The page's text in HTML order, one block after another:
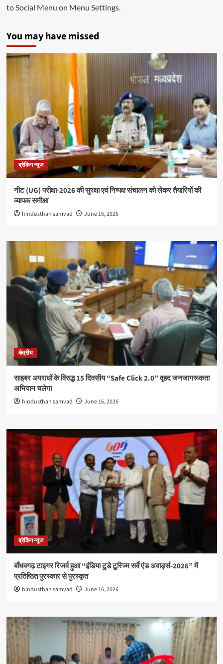
to Social Menu on Menu Settings.
You may have missed
ब्रेकिंग न्यूज
नीट (UG) परीक्षा-2026 की सुरक्षा एवं निष्पक्ष संचालन को लेकर तैयारियों की
व्यापक समीक्षा
hindusthan samvad June 16, 2026
क्षेत्रीय
साइबर अपराधों के विरुद्ध 15 दिवसीय “Safe Click 2.0” वृहद जनजागरूकता
अभियान चलेगा
hindusthan samvad June 16, 2026
ब्रेकिंग न्यूज
बाँधवगढ़ टाइगर रिजर्व हुआ “इंडिया टुडे टूरिज्म सर्वे एंड अवार्ड्स-2026” में
प्रतिष्ठित पुरस्कार से पुरस्कृत
hindusthan samvad June 16, 2026